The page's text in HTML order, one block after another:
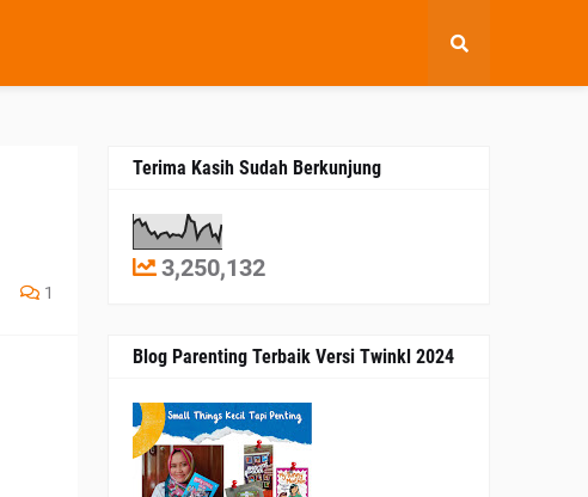
1
Terima Kasih Sudah Berkunjung
3,250,132
Blog Parenting Terbaik Versi Twinkl 2024